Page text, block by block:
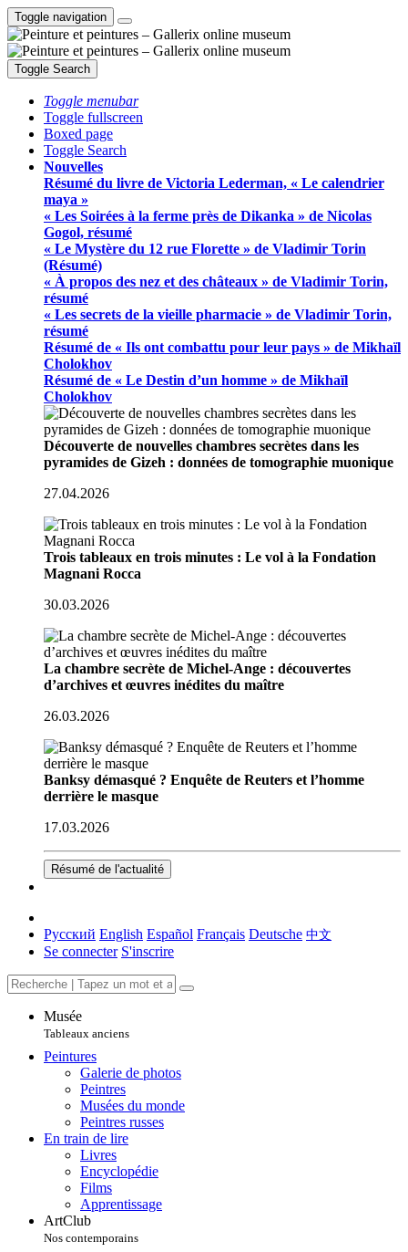
Toggle navigation
Toggle Search
Toggle menubar
Toggle fullscreen
Boxed page
Toggle Search
Nouvelles
Résumé du livre de Victoria Lederman, « Le calendrier
maya »
« Les Soirées à la ferme près de Dikanka » de Nicolas
Gogol, résumé
« Le Mystère du 12 rue Florette » de Vladimir Torin
(Résumé)
« À propos des nez et des châteaux » de Vladimir Torin,
résumé
« Les secrets de la vieille pharmacie » de Vladimir Torin,
résumé
Résumé de « Ils ont combattu pour leur pays » de Mikhaïl
Cholokhov
Résumé de « Le Destin d’un homme » de Mikhaïl
Cholokhov
Découverte de nouvelles chambres secrètes dans les
pyramides de Gizeh : données de tomographie muonique
27.04.2026
Trois tableaux en trois minutes : Le vol à la Fondation
Magnani Rocca
30.03.2026
La chambre secrète de Michel-Ange : découvertes
d’archives et œuvres inédites du maître
26.03.2026
Banksy démasqué ? Enquête de Reuters et l’homme
derrière le masque
17.03.2026
Résumé de l'actualité
Русский English Español Français Deutsche 中文
Se connecter S'inscrire
Musée
Tableaux anciens
Peintures
Galerie de photos
Peintres
Musées du monde
Peintres russes
En train de lire
Livres
Encyclopédie
Films
Apprentissage
ArtClub
Nos contemporains